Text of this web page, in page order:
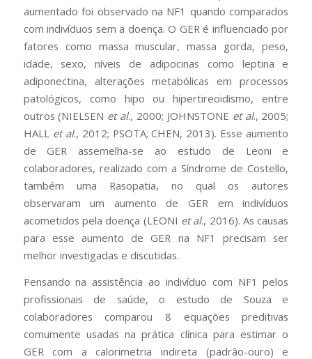
aumentado foi observado na NF1 quando comparados
com indivíduos sem a doença. O GER é influenciado por
fatores como massa muscular, massa gorda, peso,
idade, sexo, níveis de adipocinas como leptina e
adiponectina, alterações metabólicas em processos
patológicos, como hipo ou hipertireoidismo, entre
outros (NIELSEN et al., 2000; JOHNSTONE et al., 2005;
HALL et al., 2012; PSOTA; CHEN, 2013). Esse aumento
de GER assemelha-se ao estudo de Leoni e
colaboradores, realizado com a Síndrome de Costello,
também uma Rasopatia, no qual os autores
observaram um aumento de GER em indivíduos
acometidos pela doença (LEONI et al., 2016). As causas
para esse aumento de GER na NF1 precisam ser
melhor investigadas e discutidas.
Pensando na assistência ao indivíduo com NF1 pelos
profissionais de saúde, o estudo de Souza e
colaboradores comparou 8 equações preditivas
comumente usadas na prática clínica para estimar o
GER com a calorimetria indireta (padrão-ouro) e